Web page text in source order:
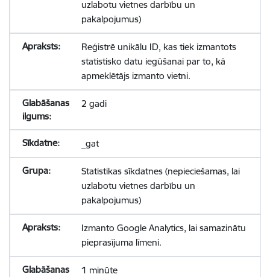
uzlabotu vietnes darbību un
pakalpojumus)
Reģistrē unikālu ID, kas tiek izmantots
statistisko datu iegūšanai par to, kā
apmeklētājs izmanto vietni.
2 gadi
_gat
Statistikas sīkdatnes (nepieciešamas, lai
uzlabotu vietnes darbību un
pakalpojumus)
Izmanto Google Analytics, lai samazinātu
pieprasījuma līmeni.
1 minūte